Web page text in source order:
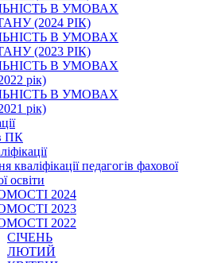
В УМОВАХ
(2024 РІК)
В УМОВАХ
(2023 РІК)
В УМОВАХ
рік)
В УМОВАХ
рік)
ПК
кваліфікації педагогів фахової
освіти
2024
2023
2022
СІЧЕНЬ
ЛЮТИЙ